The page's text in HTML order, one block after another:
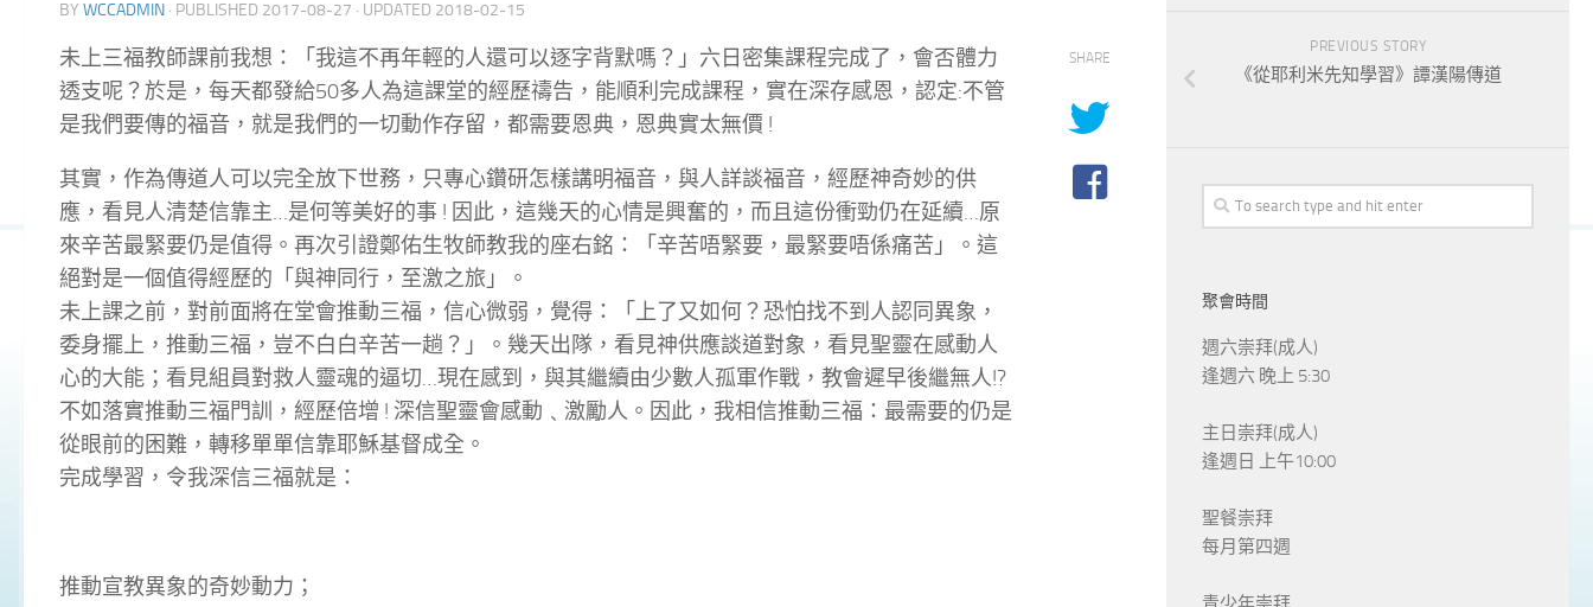
BY WCCADMIN · PUBLISHED 2017-08-27 · UPDATED 2018-02-15
未上三福教師課前我想：「我這不再年輕的人還可以逐字背默嗎？」六日密集課程完成了，會否體力
透支呢？於是，每天都發給50多人為這課堂的經歷禱告，能順利完成課程，實在深存感恩，認定:不管
是我們要傳的福音，就是我們的一切動作存留，都需要恩典，恩典實太無價 !
其實，作為傳道人可以完全放下世務，只專心鑽研怎樣講明福音，與人詳談福音，經歷神奇妙的供
應，看見人清楚信靠主…是何等美好的事 ! 因此，這幾天的心情是興奮的，而且這份衝勁仍在延續…原
來辛苦最緊要仍是值得。再次引證鄭佑生牧師教我的座右銘：「辛苦唔緊要，最緊要唔係痛苦」。這
絕對是一個值得經歷的「與神同行，至激之旅」。
未上課之前，對前面將在堂會推動三福，信心微弱，覺得：「上了又如何？恐怕找不到人認同異象，
委身擺上，推動三福，豈不白白辛苦一趟？」。幾天出隊，看見神供應談道對象，看見聖靈在感動人
心的大能；看見組員對救人靈魂的逼切…現在感到，與其繼續由少數人孤軍作戰，教會遲早後繼無人!?
不如落實推動三福門訓，經歷倍增 ! 深信聖靈會感動﹑激勵人。因此，我相信推動三福：最需要的仍是
從眼前的困難，轉移單單信靠耶穌基督成全。
完成學習，令我深信三福就是：
推動宣教異象的奇妙動力；
SHARE
PREVIOUS STORY
《從耶利米先知學習》譚漢陽傳道
聚會時間
週六崇拜(成人)
逢週六 晚上 5:30
主日崇拜(成人)
逢週日 上午10:00
聖餐崇拜
每月第四週